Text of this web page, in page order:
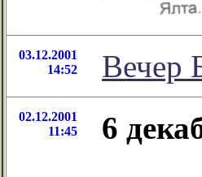
03.12.2001
14:52
Вечер
02.12.2001
11:45
6